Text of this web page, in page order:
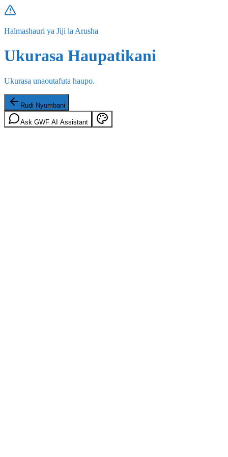
Halmashauri ya Jiji la Arusha
Ukurasa Haupatikani
Ukurasa unaoutafuta haupo.
Rudi Nyumbani
Ask GWF AI Assistant